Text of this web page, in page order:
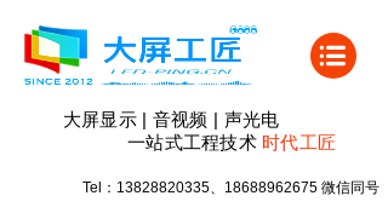
大屏显示 | 音视频 | 声光电
一站式工程技术时代工匠
Tel：13828820335、18688962675 微信同号